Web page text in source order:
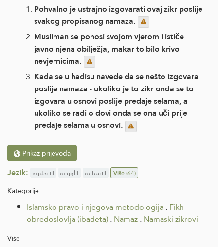
Pohvalno je ustrajno izgovarati ovaj zikr poslije
svakog propisanog namaza.
Musliman se ponosi svojom vjerom i ističe
javno njena obilježja, makar to bilo krivo
nevjernicima.
Kada se u hadisu navede da se nešto izgovara
poslije namaza - ukoliko je to zikr onda se to
izgovara u osnovi poslije predaje selama, a
ukoliko se radi o dovi onda se ona uči prije
predaje selama u osnovi.
Prikaz prijevoda
Jezik: الإنجليزية الأوردية الإسبانية Više(64)
Kategorije
Islamsko pravo i njegova metodologija.Fikh
obredoslovlja (ibadeta).Namaz.Namaski zikrovi
Više